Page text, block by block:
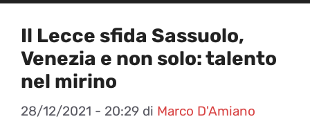
Il Lecce sfida Sassuolo,
Venezia e non solo: talento
nel mirino
28/12/2021 - 20:29 di Marco D'Amiano